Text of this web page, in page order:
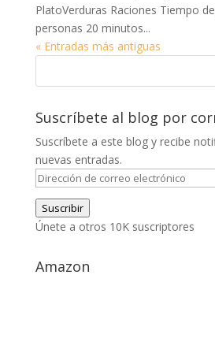
PlatoVerduras Raciones Tiempo
personas 20 minutos...
« Entradas más antiguas
Suscríbete al blog por
Suscríbete a este blog y recibe
nuevas entradas.
Dirección
de
correo
electrónico
Suscribir
Únete a otros 10K suscriptores
Amazon